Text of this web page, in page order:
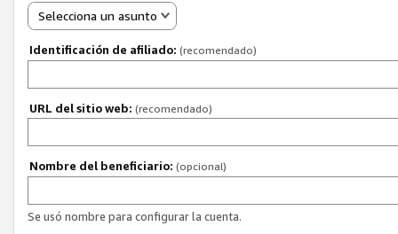
Selecciona un asunto
Identificación de afiliado: (recomendado)
URL del sitio web: (recomendado)
Nombre del beneficiario: (opcional)
Se usó nombre para configurar la cuenta.